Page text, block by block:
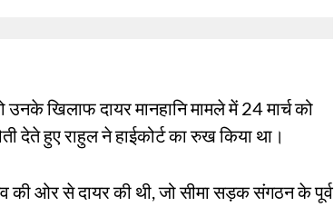
खिलाफ दायर मानहानि मामले में 24 मार्च को
देते हुए राहुल ने हाईकोर्ट का रुख किया था।
की ओर से दायर की थी, जो सीमा सड़क संगठन के पूर्व